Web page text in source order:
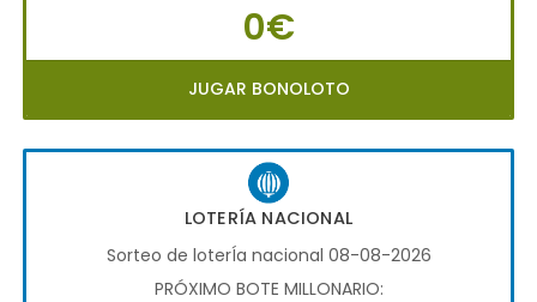
0€
JUGAR BONOLOTO
LOTERÍA NACIONAL
Sorteo de loterÍa nacional 08-08-2026
PRÓXIMO BOTE MILLONARIO: